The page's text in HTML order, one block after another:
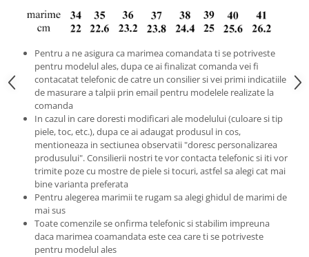
Pentru a ne asigura ca marimea comandata ti se potriveste
pentru modelul ales, dupa ce ai finalizat comanda vei fi
contacatat telefonic de catre un consilier si vei primi indicatiile
de masurare a talpii prin email pentru modelele realizate la
comanda
In cazul in care doresti modificari ale modelului (culoare si tip
piele, toc, etc.), dupa ce ai adaugat produsul in cos,
mentioneaza in sectiunea observatii "doresc personalizarea
produsului". Consilierii nostri te vor contacta telefonic si iti vor
trimite poze cu mostre de piele si tocuri, astfel sa alegi cat mai
bine varianta preferata
Pentru alegerea marimii te rugam sa alegi ghidul de marimi de
mai sus
Toate comenzile se onfirma telefonic si stabilim impreuna
daca marimea coamandata este cea care ti se potriveste
pentru modelul ales